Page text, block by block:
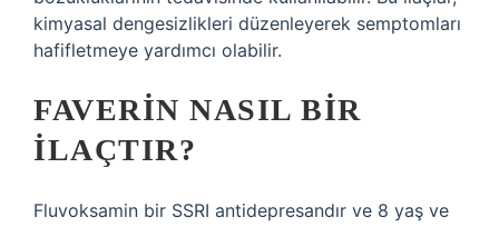
kimyasal dengesizlikleri düzenleyerek semptomları
hafifletmeye yardımcı olabilir.
FAVERIN NASIL BIR
ILAÇTIR?
Fluvoksamin bir SSRI antidepresandır ve 8 yaş ve